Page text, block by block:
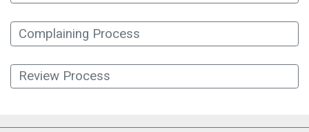
Complaining Process
Review Process